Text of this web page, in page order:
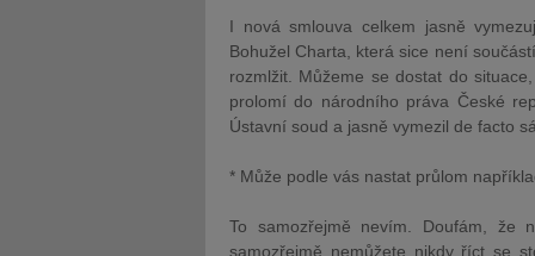
I nová smlouva celkem jasně
Bohužel Charta, která sice není
rozmlžit. Můžeme se dostat do
prolomí do národního práva České
Ústavní soud a jasně vymezil de facto
* Může podle vás nastat průlom
To samozřejmě nevím. Doufám,
samozřejmě nemůžete nikdy říct se